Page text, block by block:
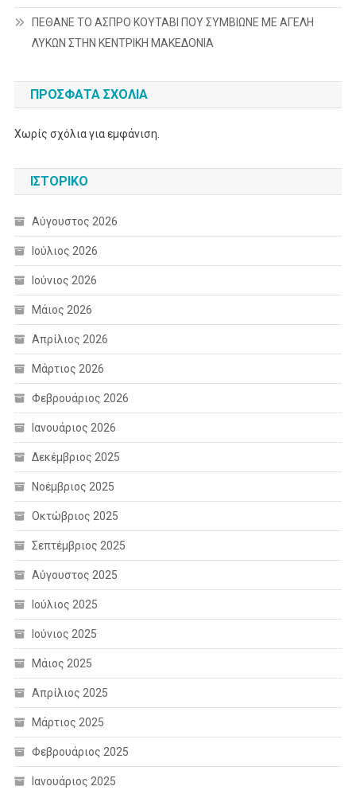
ΠΕΘΑΝΕ ΤΟ ΑΣΠΡΟ ΚΟΥΤΑΒΙ ΠΟΥ ΣΥΜΒΙΩΝΕ ΜΕ ΑΓΕΛΗ
ΛΥΚΩΝ ΣΤΗΝ ΚΕΝΤΡΙΚΗ ΜΑΚΕΔΟΝΙΑ
ΠΡΌΣΦΑΤΑ ΣΧΌΛΙΑ
Χωρίς σχόλια για εμφάνιση.
ΙΣΤΟΡΙΚΌ
Αύγουστος 2026
Ιούλιος 2026
Ιούνιος 2026
Μάιος 2026
Απρίλιος 2026
Μάρτιος 2026
Φεβρουάριος 2026
Ιανουάριος 2026
Δεκέμβριος 2025
Νοέμβριος 2025
Οκτώβριος 2025
Σεπτέμβριος 2025
Αύγουστος 2025
Ιούλιος 2025
Ιούνιος 2025
Μάιος 2025
Απρίλιος 2025
Μάρτιος 2025
Φεβρουάριος 2025
Ιανουάριος 2025